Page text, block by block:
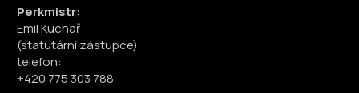
Perkmistr:
Emil Kuchař
(statutární zástupce)
telefon:
+420 775 303 788